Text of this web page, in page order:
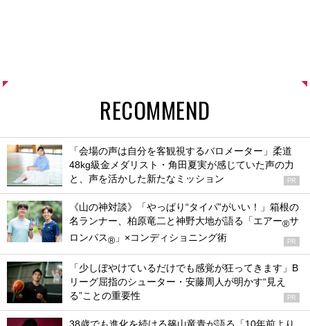
RECOMMEND
「会場の声は自分を客観視するバロメーター」柔道
48kg級金メダリスト・角田夏実が感じていた声の力
と、声を活かした新たなミッション
PR
《山の神対談》「やっぱり“タイパ”がいい！」箱根の
名ランナー、柏原竜二と神野大地が語る「エアー®サ
ロンパス® 」×コンディショニング術 PR
「少しぼやけているだけでも感覚が狂ってきます」B
リーグ屈指のシューター・安藤周人が明かす“見え
る”ことの重要性
PR